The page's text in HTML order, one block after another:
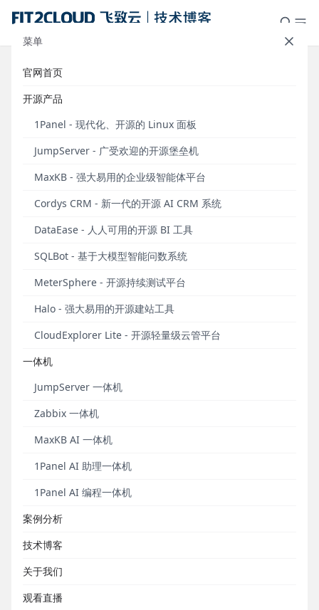
菜单
官网首页
开源产品
1Panel - 现代化、开源的 Linux 面板
JumpServer - 广受欢迎的开源堡垒机
MaxKB - 强大易用的企业级智能体平台
Cordys CRM - 新一代的开源 AI CRM 系统
DataEase - 人人可用的开源 BI 工具
SQLBot - 基于大模型智能问数系统
MeterSphere - 开源持续测试平台
Halo - 强大易用的开源建站工具
CloudExplorer Lite - 开源轻量级云管平台
一体机
JumpServer 一体机
Zabbix 一体机
MaxKB AI 一体机
1Panel AI 助理一体机
1Panel AI 编程一体机
案例分析
技术博客
关于我们
观看直播
速来体验 | 1Panel应用商店上新
MaxKB V2社区版本
MaxKB V2版本已经上架至1Panel应用商店
https://apps.fit2cloud.com/1panel），广大社区用
的MaxKB。
解决企业AI落地所面临的技术门槛高、部署成本高、迭
代周期长等问题，让企业用户落地AI更简单。秉承“开
接入主流大模型，高效构建专属知识库，并且提供从
知识库问答（RAG，检索增强生成）、复杂业务流程
渐进式升级路径，有效赋能智能客服、智慧办公等多
种应用场景。
值得注意的是，相比MaxKB V1社区版本，MaxKB